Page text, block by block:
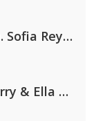
Kris Kross Amsterdam. Sofia Reyes & Tinie Tempah
Nathan Dawe, Joel Corry & Ella Henderson